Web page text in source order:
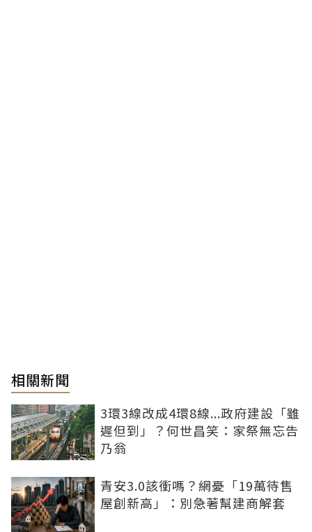
相關新聞
3環3線改成4環8線...政府建設「雖
遲但到」？何世昌笑：家祭無忘告
乃翁
青安3.0該衝嗎？網憂「19萬待售
屋創新高」：別急著幫建商解套